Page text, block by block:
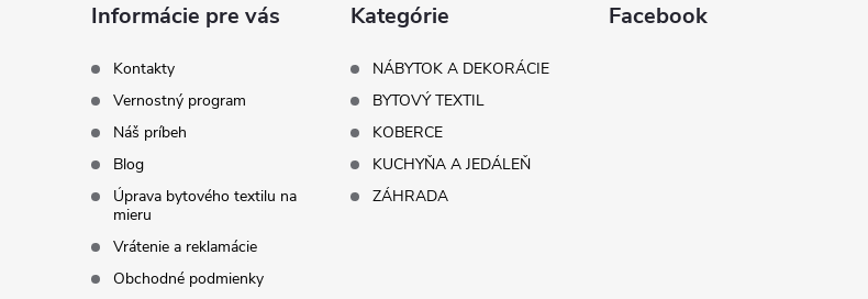
Informácie pre vás
Kontakty
Vernostný program
Náš príbeh
Blog
Úprava bytového textilu na
mieru
Vrátenie a reklamácie
Obchodné podmienky
Kategórie
NÁBYTOK A DEKORÁCIE
BYTOVÝ TEXTIL
KOBERCE
KUCHYŇA A JEDÁLEŇ
ZÁHRADA
Facebook